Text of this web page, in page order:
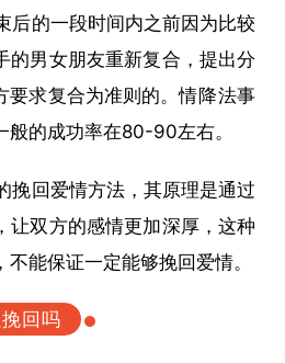
后的一段时间内之前因为比较
的男女朋友重新复合，提出分
要求复合为准则的。情降法事
般的成功率在80-90左右。
挽回爱情方法，其原理是通过
让双方的感情更加深厚，这种
能保证一定能够挽回爱情。
回吗